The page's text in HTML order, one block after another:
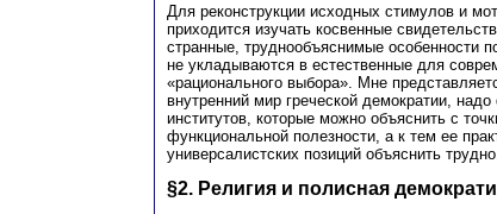
Для реконструкции исходных стимулов и
приходится изучать косвенные
странные, труднообъяснимые особенности
не укладываются в естественные для
«рационального выбора». Мне
внутренний мир греческой демократии,
институтов, которые можно объяснить с
функциональной полезности, а к тем ее
универсалистских позиций объяснить трудно.
§2. Религия и полисная